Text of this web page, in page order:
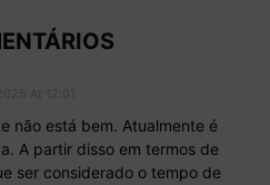
não está bem. Atualmente é
A partir disso em termos de
ser considerado o tempo de